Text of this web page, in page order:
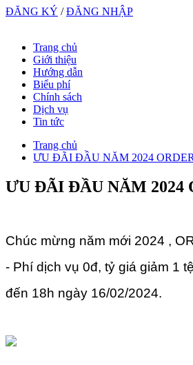
ĐĂNG KÝ /ĐĂNG NHẬP
Trang chủ
Giới thiệu
Hướng dẫn
Biểu phí
Chính sách
Dịch vụ
Tin tức
Trang chủ
ƯU ĐÃI ĐẦU NĂM 2024
ƯU ĐÃI ĐẦU NĂM 2024
Chúc mừng năm mới 2024 ,
- Phí dịch vụ 0đ, tỷ giá giảm 1
đến 18h ngày 16/02/2024.